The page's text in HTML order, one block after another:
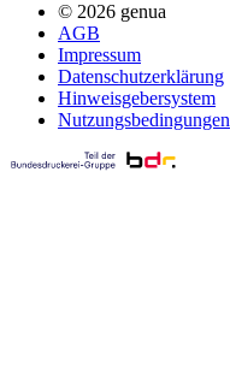
© 2026 genua
AGB
Impressum
Datenschutzerklärung
Hinweisgebersystem
Nutzungsbedingungen